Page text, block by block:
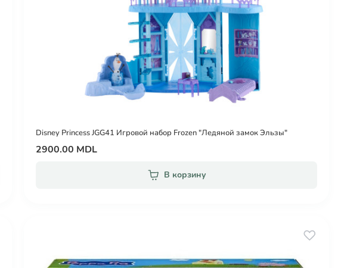
Disney Princess JGG41 Игровой набор Frozen "Ледяной замок Эльзы"
2900.00 MDL
В корзину